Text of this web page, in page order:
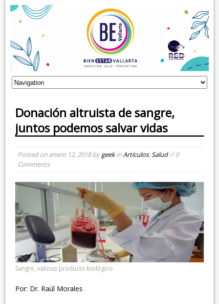
Donación altruista de sangre,
juntos podemos salvar vidas
Posted on enero 12, 2018bygeekinArtículos,Salud// 0
Comments
Sangre, valioso producto biológico
Por: Dr. Raúl Morales